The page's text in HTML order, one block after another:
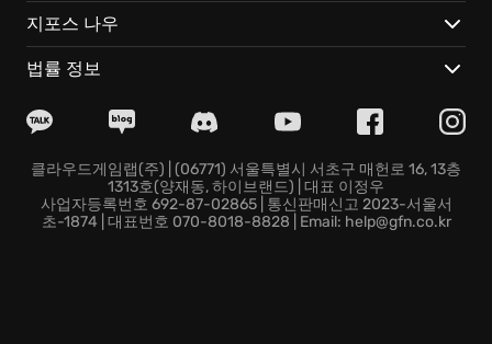
맞서 싸우고, 좀비 아포칼립스 속에서 살아남기 위한 생
존 본능을 일깨우는 극한의 스릴을 경험할 수 있습니다.
다른 플레이어와의 만남은 때로는 협력으로 이어지기도
럼 롤러코스터 같은 만남 속에서 잊을 수 없는 강렬한 순
수많은 장비와 무기를 조합하여 자신만의 생존 전략을 창
조하고, 멸망한 좀비 세상에서 자신만의 영역을 구축해
나갈 수 있습니다.
지포스 나우
법률 정보
클라우드게임랩(주) | (06771) 서울특별시 서초구 매헌로 16, 13층
1313호(양재동, 하이브랜드) | 대표 이정우
사업자등록번호 692-87-02865 | 통신판매신고 2023-서울서
초-1874 | 대표번호 070-8018-8828 | Email: help@gfn.co.kr